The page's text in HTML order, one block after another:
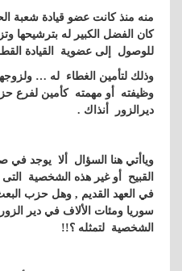
منه منذ كانت عضو قيادة شعبة
كان الفضل الكبير له بترشيحها
للوصول إلى عضوية القيادة
وذلك لتأمين الغطاء له …
وظيفته أو مهمته كأمين لفرع
ديرالزور أنذاك .
وياأتي هنا السؤال ألا يوجد
القبيح أو غير هذه الشخصية
في العهد القديم , وهل حزب البعث
سوريا ومئات الألاف في دير
الشخصية لتمثله ؟!!